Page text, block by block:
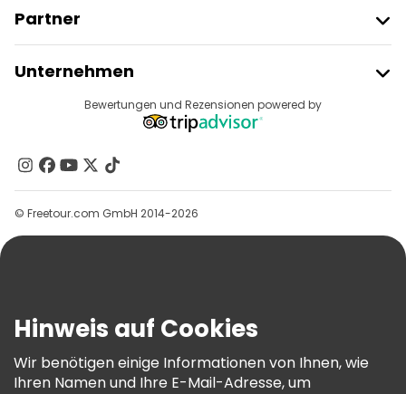
Partner
Anbieter-Anmeldung
Affiliate-Programm
Unternehmen
Reiseziele
Kontakt
Gruppen
Hilfe
AGB Und Rechtliches
Cookie-Richtlinie
Bewertungen und Rezensionen powered by
© Freetour.com GmbH 2014-2026
Hinweis auf Cookies
Wir benötigen einige Informationen von Ihnen, wie
Ihren Namen und Ihre E-Mail-Adresse, um